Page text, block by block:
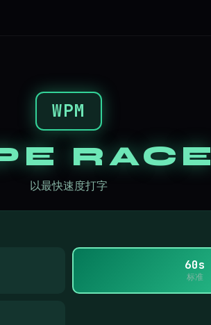
WPM
RACE
以最快速度打字
60s
标准